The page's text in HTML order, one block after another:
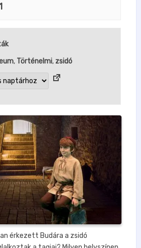
, Történelmi, zsidó
érkezett Budára a zsidó